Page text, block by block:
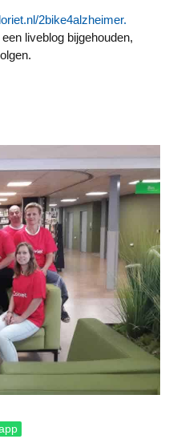
2bike4alzheimer.
liveblog bijgehouden,